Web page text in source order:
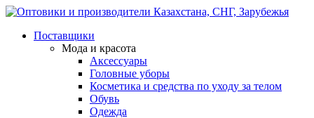
Поставщики
Мода и красота
Аксессуары
Головные уборы
Косметика и средства по уходу за телом
Обувь
Одежда